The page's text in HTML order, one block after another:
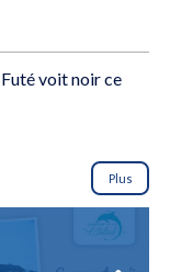
voit noir ce
Plus